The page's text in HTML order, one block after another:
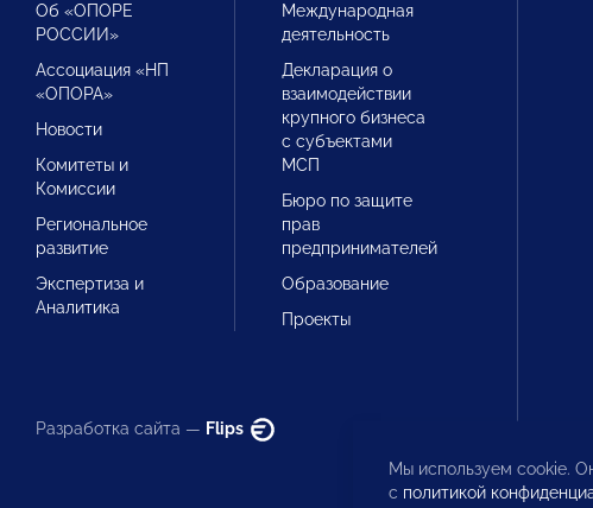
Об «ОПОРЕ
РОССИИ»
Ассоциация «НП
«ОПОРА»
Новости
Комитеты и
Комиссии
Региональное
развитие
Экспертиза и
Аналитика
Международная
деятельность
Декларация о
взаимодействии
крупного бизнеса
с субъектами
МСП
Бюро по защите
прав
предпринимателей
Образование
Проекты
Разработка сайта — Flips
Мы используем cookie.
с политикой